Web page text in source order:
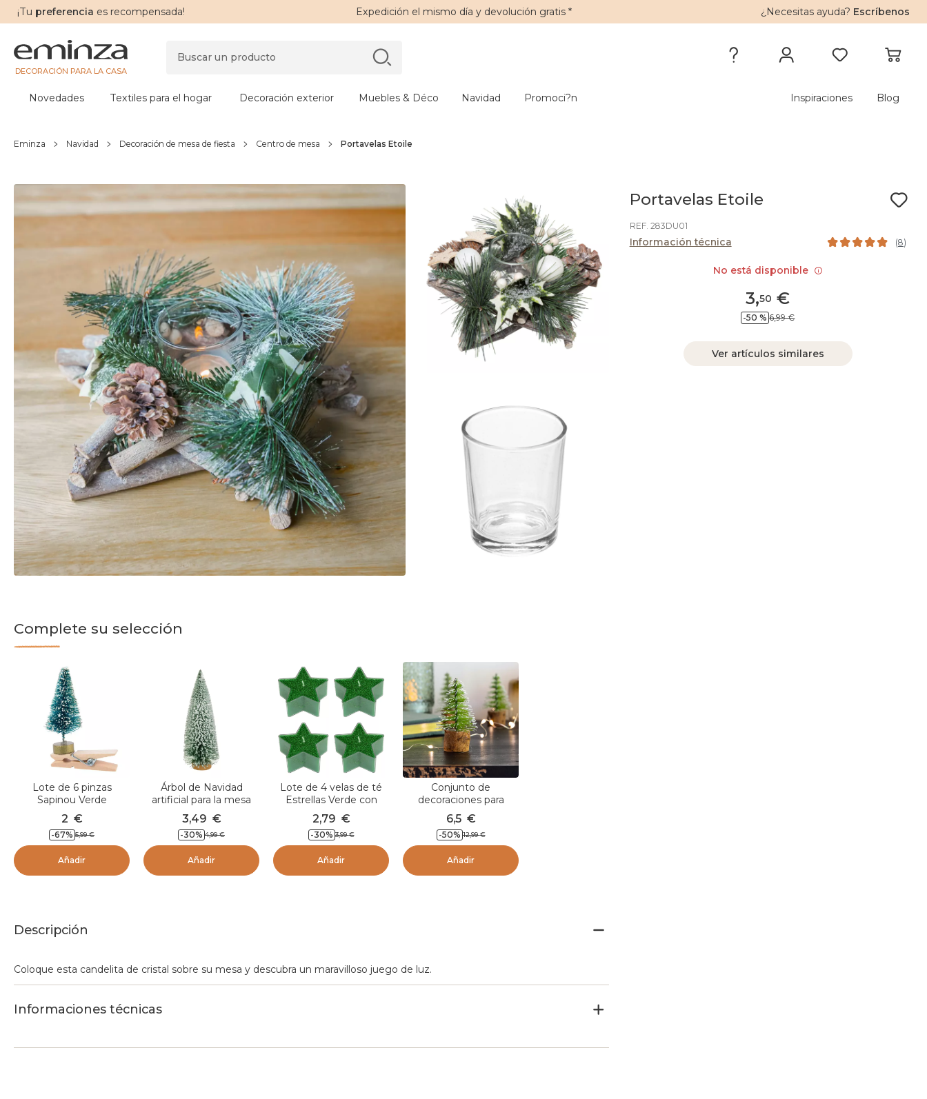
¡Tu preferencia es recompensada! Expedición el mismo día y devolución gratis* ¿Necesitas ayuda? Escríbenos
DECORACIÓN PARA LA CASA
Novedades Textiles para el hogar Decoración exterior Muebles & Déco Navidad Promoci?n Inspiraciones Blog
Eminza Navidad Decoración de mesa de fiesta Centro de mesa Portavelas Etoile
Portavelas Etoile
REF. 283DU01
Información técnica (8)
3,50 €
-50 % 6,99 €
Ver artículos similares
Complete su selección
Lote de 6 pinzas
Sapinou Verde
2 €
-67% 5,99 €
Añadir
Árbol de Navidad
artificial para la mesa
Forêt enneigée Verde
3,49 €
-30% 4,99 €
Añadir
Lote de 4 velas de té
Estrellas Verde con
purpurina
2,79 €
-30% 3,99 €
Añadir
Conjunto de
decoraciones para
dispersar Pinos en lote
de 12 Verde
6,5 €
-50% 12,99 €
Añadir
Descripción
Coloque esta candelita de cristal sobre su mesa y descubra un maravilloso juego de luz.
Informaciones técnicas